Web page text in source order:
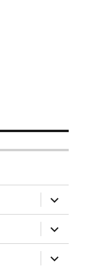
サ
ブ
メ
ニ
ュ
ー
を
展
サ
ブ
メ
ニ
ュ
サ
ブ